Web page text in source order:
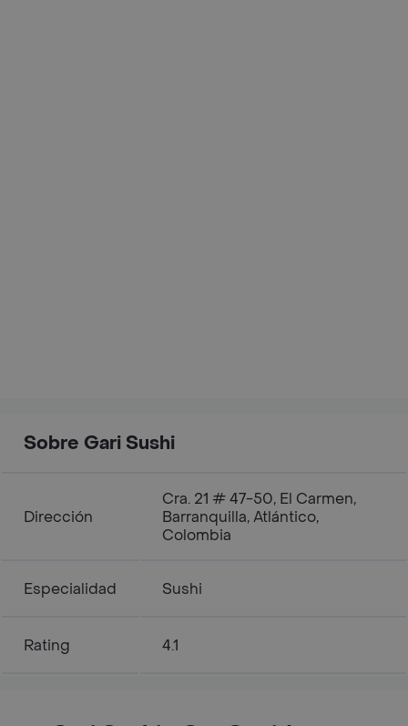
Sobre Gari Sushi
Dirección
Cra. 21 # 47-50, El Carmen,
Barranquilla, Atlántico,
Colombia
Especialidad Sushi
Rating 4.1